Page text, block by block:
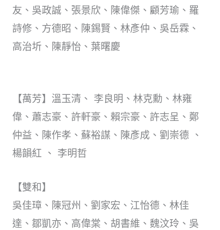
友、吳政誠、張景欣、陳偉傑、顧芳瑜、羅
詩修、方德昭、陳錫賢、林彥仲、吳岳霖、
高治圻、陳靜怡、葉曙慶
【萬芳】溫玉清、 李良明、林克勳、林雍
偉、蕭志豪、許軒豪、賴宗豪、許志呈、鄭
仲益、陳作孝、蘇裕謀、陳彥成、劉崇德 、
楊韻紅 、 李明哲
【雙和】
吳佳璋、陳冠州、劉家宏、江怡德、林佳
達、鄒凱亦、高偉棠、胡書維、魏汶玲、吳